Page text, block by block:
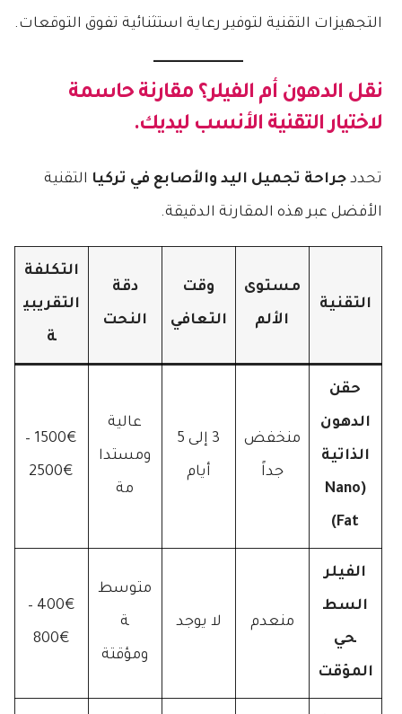
التجهيزات التقنية لتوفير رعاية استثنائية تفوق التوقعات.
نقل الدهون أم الفيلر؟ مقارنة حاسمة
لاختيار التقنية الأنسب ليديك.
تحددجراحة تجميل اليد والأصابع في تركيا التقنية
الأفضل عبر هذه المقارنة الدقيقة.
التقنية
مستوى
الألم
وقت
التعافي
دقة
النحت
التكلفة
التقريبي
ة
حقن
الدهون
الذاتية
(Nano
Fat)
منخفض
جداً
3 إلى 5
أيام
عالية
ومستدا
مة
1500€ –
2500€
الفيلر
السط
حي
المؤقت
منعدم لا يوجد
متوسط
ة
ومؤقتة
400€ –
800€